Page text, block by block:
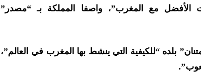
الأفضل مع المغرب”، واصفا المملكة بـ “مصدر”
بلده “للكيفية التي ينشط بها المغرب في العالم”،